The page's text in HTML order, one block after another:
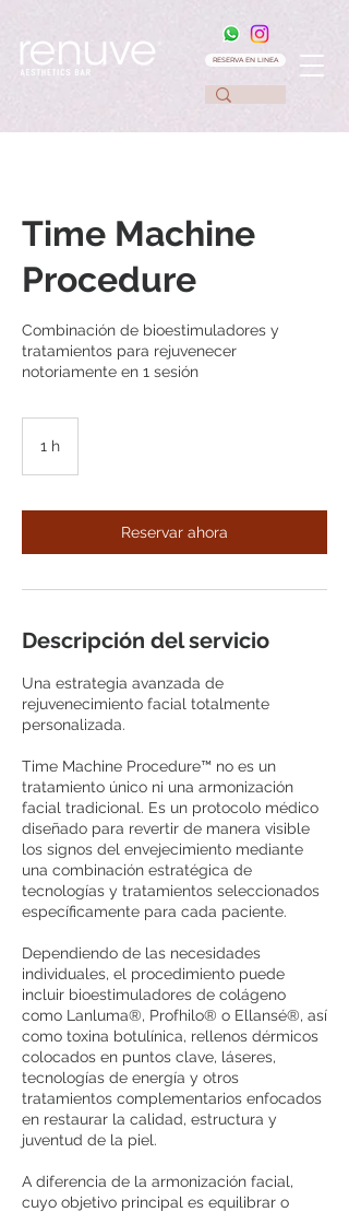
RESERVA EN LINEA
Time Machine
Procedure
Combinación de bioestimuladores y
tratamientos para rejuvenecer
notoriamente en 1 sesión
1 h
Reservar ahora
Descripción del servicio
Una estrategia avanzada de
rejuvenecimiento facial totalmente
personalizada.
Time Machine Procedure™ no es un
tratamiento único ni una armonización
facial tradicional. Es un protocolo médico
diseñado para revertir de manera visible
los signos del envejecimiento mediante
una combinación estratégica de
tecnologías y tratamientos seleccionados
específicamente para cada paciente.
Dependiendo de las necesidades
individuales, el procedimiento puede
incluir bioestimuladores de colágeno
como Lanluma®, Profhilo® o Ellansé®, así
como toxina botulínica, rellenos dérmicos
colocados en puntos clave, láseres,
tecnologías de energía y otros
tratamientos complementarios enfocados
en restaurar la calidad, estructura y
juventud de la piel.
A diferencia de la armonización facial,
cuyo objetivo principal es equilibrar o